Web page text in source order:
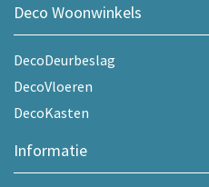
Deco Woonwinkels
DecoDeurbeslag
DecoVloeren
DecoKasten
Informatie